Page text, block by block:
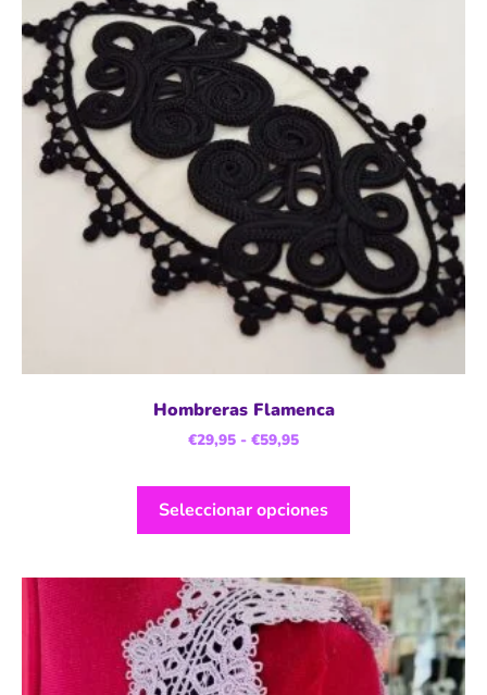
Hombreras Flamenca
€29,95 - €59,95
Seleccionar opciones